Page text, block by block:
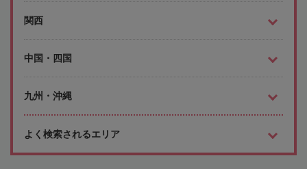
関西
中国・四国
九州・沖縄
よく検索されるエリア